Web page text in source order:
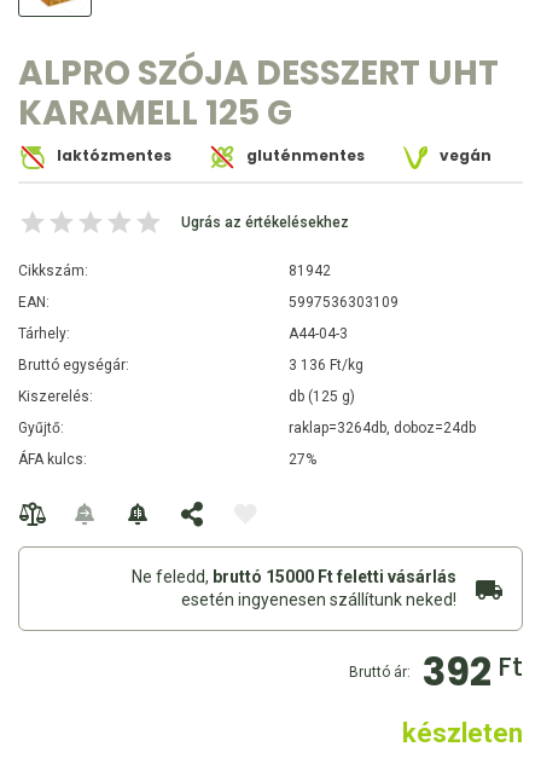
ALPRO SZÓJA DESSZERT UHT
KARAMELL 125 G
laktózmentes gluténmentes vegán
Ugrás az értékelésekhez
Cikkszám:
81942
EAN:
5997536303109
Tárhely:
A44-04-3
Bruttó egységár:
3 136 Ft/kg
Kiszerelés:
db (125 g)
Gyűjtő:
raklap=3264db, doboz=24db
ÁFA kulcs:
27%
Ne feledd, bruttó 15000 Ft feletti vásárlás
esetén ingyenesen szállítunk neked!
Bruttó ár: 392 Ft
készleten